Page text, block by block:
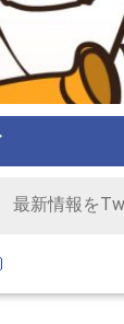
最新情報を